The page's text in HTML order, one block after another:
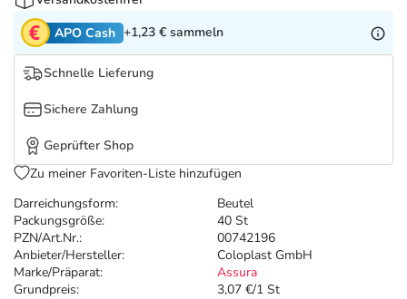
Tierapotheke
Vitamine & Mineralstoffe
Marken
Salus Deals
Darreichungsform:
Beutel
Packungsgröße:
40 St
PZN/Art.Nr.:
00742196
Anbieter/Hersteller:
Coloplast GmbH
Marke/Präparat:
Assura
Grundpreis:
3,07 €/1 St
APO Cash +1,23 € sammeln
Schnelle Lieferung
Sichere Zahlung
Geprüfter Shop
Zu meiner Favoriten-Liste hinzufügen